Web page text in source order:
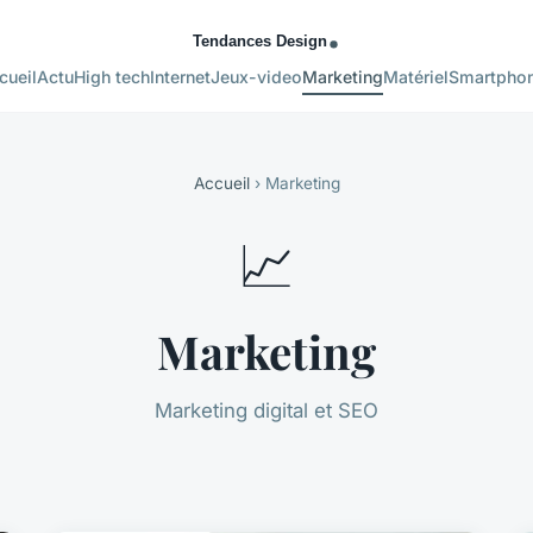
ActuHigh techInternetJeux-videoMarketingMatériel
Accueil› Marketing
📈
Marketing
Marketing digital et SEO